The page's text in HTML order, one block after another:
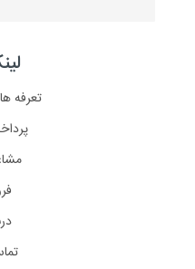
تعرفه های